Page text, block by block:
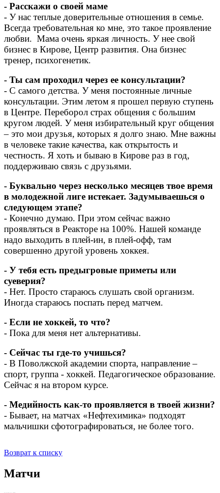
- Расскажи о своей маме
- У нас теплые доверительные отношения в семье.
Всегда требовательная ко мне, это такое проявление
любви. Мама очень яркая личность. У нее свой
бизнес в Кирове, Центр развития. Она бизнес
тренер, психогенетик.
- Ты сам проходил через ее консультации?
- С самого детства. У меня постоянные личные
консультации. Этим летом я прошел первую ступень
в Центре. Переборол страх общения с большим
кругом людей. У меня избирательный круг общения
– это мои друзья, которых я долго знаю. Мне важны
в человеке такие качества, как открытость и
честность. Я хоть и бываю в Кирове раз в год,
поддерживаю связь с друзьями.
- Буквально через несколько месяцев твое время
в молодежной лиге истекает. Задумываешься о
следующем этапе?
- Конечно думаю. При этом сейчас важно
проявляться в Реакторе на 100%. Нашей команде
надо выходить в плей-ин, в плей-офф, там
совершенно другой уровень хоккея.
- У тебя есть предыгровые приметы или
суеверия?
- Нет. Просто стараюсь слушать свой организм.
Иногда стараюсь поспать перед матчем.
- Если не хоккей, то что?
- Пока для меня нет альтернативы.
- Сейчас ты где-то учишься?
- В Поволжской академии спорта, направление –
спорт, группа - хоккей. Педагогическое образование.
Сейчас я на втором курсе.
- Медийность как-то проявляется в твоей жизни?
- Бывает, на матчах «Нефтехимика» подходят
мальчишки сфотографироваться, не более того.
Возврат к списку
Матчи